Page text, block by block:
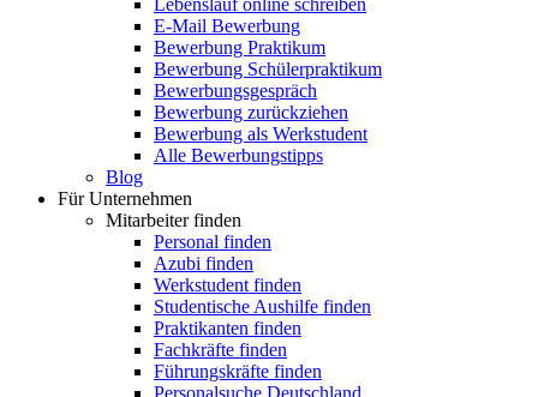
Lebenslauf online schreiben
E-Mail Bewerbung
Bewerbung Praktikum
Bewerbung Schülerpraktikum
Bewerbungsgespräch
Bewerbung zurückziehen
Bewerbung als Werkstudent
Alle Bewerbungstipps
Blog
Für Unternehmen
Mitarbeiter finden
Personal finden
Azubi finden
Werkstudent finden
Studentische Aushilfe finden
Praktikanten finden
Fachkräfte finden
Führungskräfte finden
Personalsuche Deutschland